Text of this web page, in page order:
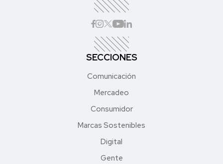
SECCIONES
Comunicación
Mercadeo
Consumidor
Marcas Sostenibles
Digital
Gente